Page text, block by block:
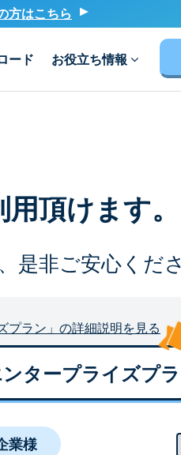
方はこちら
ード お役立ち情報
頂けます。
是非ご安心くだ
プラン」の詳細説明を見る
タープライズプ
業様